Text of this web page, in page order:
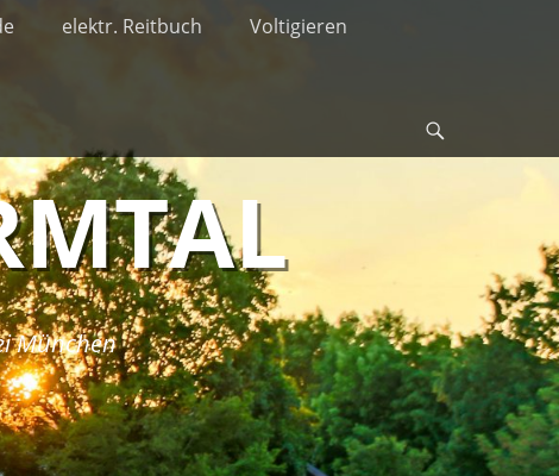
elektr. Reitbuch
Voltigieren
München